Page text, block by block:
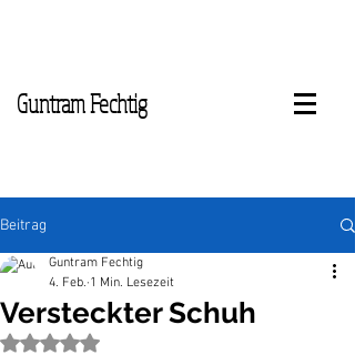
Guntram Fechtig
Beitrag
Versteckter Schuh
Guntram Fechtig
4. Feb. 1 Min. Lesezeit
Mit NaN von 5 Sternen bewertet.